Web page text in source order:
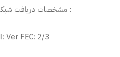
مشخصات دریافت شبکه ایران فردا در ماهواره ترکمنعالم :
Ver FEC: 2/3